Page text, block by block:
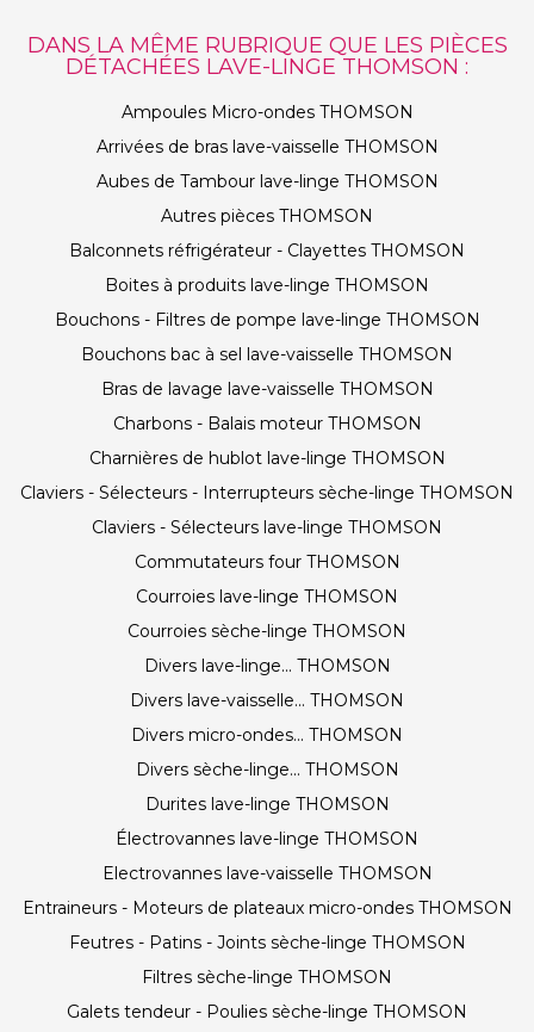
DANS LA MÊME RUBRIQUE QUE LES PIÈCES
DÉTACHÉES LAVE-LINGE THOMSON :
Ampoules Micro-ondes THOMSON
Arrivées de bras lave-vaisselle THOMSON
Aubes de Tambour lave-linge THOMSON
Autres pièces THOMSON
Balconnets réfrigérateur - Clayettes THOMSON
Boites à produits lave-linge THOMSON
Bouchons - Filtres de pompe lave-linge THOMSON
Bouchons bac à sel lave-vaisselle THOMSON
Bras de lavage lave-vaisselle THOMSON
Charbons - Balais moteur THOMSON
Charnières de hublot lave-linge THOMSON
Claviers - Sélecteurs - Interrupteurs sèche-linge THOMSON
Claviers - Sélecteurs lave-linge THOMSON
Commutateurs four THOMSON
Courroies lave-linge THOMSON
Courroies sèche-linge THOMSON
Divers lave-linge... THOMSON
Divers lave-vaisselle... THOMSON
Divers micro-ondes... THOMSON
Divers sèche-linge... THOMSON
Durites lave-linge THOMSON
Électrovannes lave-linge THOMSON
Electrovannes lave-vaisselle THOMSON
Entraineurs - Moteurs de plateaux micro-ondes THOMSON
Feutres - Patins - Joints sèche-linge THOMSON
Filtres sèche-linge THOMSON
Galets tendeur - Poulies sèche-linge THOMSON